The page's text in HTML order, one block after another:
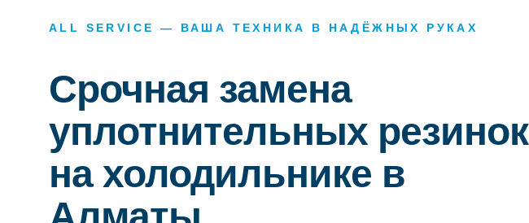
ALL SERVICE — ВАША ТЕХНИКА В НАДЁЖНЫХ РУКАХ
Срочная замена
уплотнительных резинок
на холодильнике в